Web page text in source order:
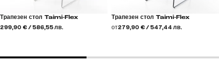
Трапезен стол Taimi-Flex
299,90 € / 586,55 лв.
Трапезен стол Taimi-Flex
от279,90 € / 547,44 лв.